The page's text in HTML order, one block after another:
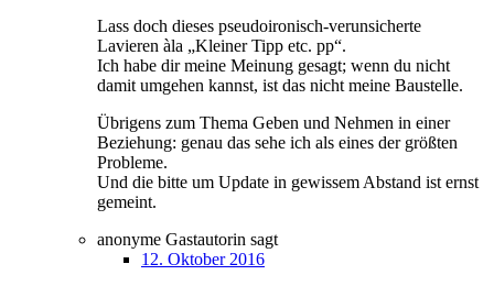
Lass doch dieses pseudoironisch-verunsicherte
Lavieren àla „Kleiner Tipp etc. pp“.
Ich habe dir meine Meinung gesagt; wenn du nicht
damit umgehen kannst, ist das nicht meine Baustelle.
Übrigens zum Thema Geben und Nehmen in einer
Beziehung: genau das sehe ich als eines der größten
Probleme.
Und die bitte um Update in gewissem Abstand ist ernst
gemeint.
anonyme Gastautorin sagt
12. Oktober 2016